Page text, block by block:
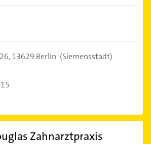
13629 Berlin (Siemensstadt)
Zahnarztpraxis